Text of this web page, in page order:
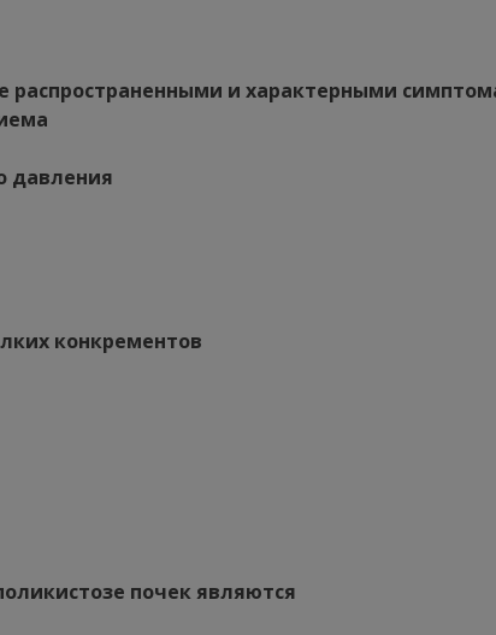
распространенными и характерными
давления
конкрементов
почек являются